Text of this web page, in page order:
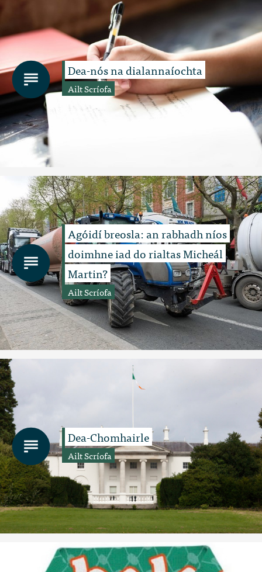
Dea-nós na dialannaíochta
Ailt Scríofa
Agóidí breosla: an rabhadh níos
doimhne iad do rialtas Micheál
Martin?
Ailt Scríofa
Dea-Chomhairle
Ailt Scríofa